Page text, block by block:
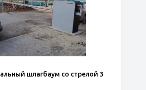
шлагбаум со стрелой 3